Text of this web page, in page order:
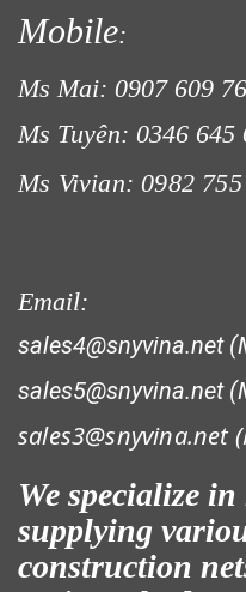
LƯỚI HÀNG
LƯỚI
Mobile:
Ms Mai: 0907 609
Ms Tuyên: 0346 645
Ms Vivian: 0982
Email:
sales4@snyvina.net
sales5@snyvina.net
sales3@snyvina.net (
We specialize
supplying
construction